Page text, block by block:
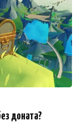
доната?